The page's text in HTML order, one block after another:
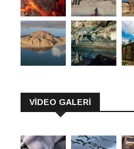
VİDEO GALERİ